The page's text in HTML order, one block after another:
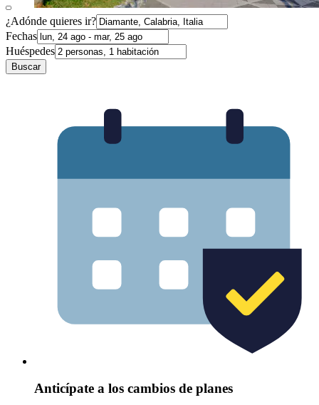
¿Adónde quieres ir?
Fechas
Huéspedes
Buscar
Anticípate a los cambios de planes